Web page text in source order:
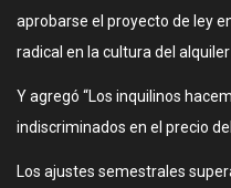
aprobarse el proyecto de ley
radical en la cultura del
Y agregó “Los inquilinos
indiscriminados en el precio
Los ajustes semestrales